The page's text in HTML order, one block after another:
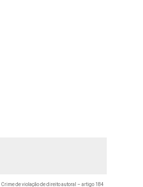
de violação de direito autoral – artigo 184